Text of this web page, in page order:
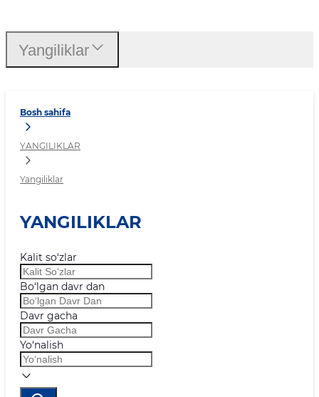
Bosh sahifa
YANGILIKLAR
Yangiliklar
YANGILIKLAR
Kalit so‘zlar
Bo‘lgan davr dan
Davr gacha
Yo‘nalish
Yangiliklar